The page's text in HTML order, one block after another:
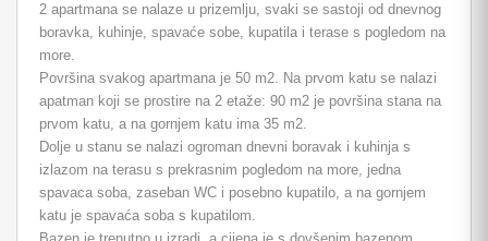
2 apartmana se nalaze u prizemlju, svaki se sastoji od dnevnog
boravka, kuhinje, spavaće sobe, kupatila i terase s pogledom na
more.
Površina svakog apartmana je 50 m2. Na prvom katu se nalazi
apatman koji se prostire na 2 etaže: 90 m2 je površina stana na
prvom katu, a na gornjem katu ima 35 m2.
Dolje u stanu se nalazi ogroman dnevni boravak i kuhinja s
izlazom na terasu s prekrasnim pogledom na more, jedna
spavaca soba, zaseban WC i posebno kupatilo, a na gornjem
katu je spavaća soba s kupatilom.